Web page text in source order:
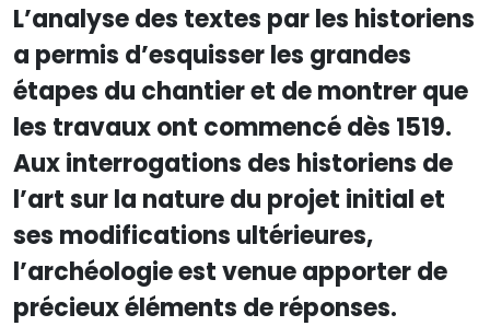
L’analyse des textes par les historiens
a permis d’esquisser les grandes
étapes du chantier et de montrer que
les travaux ont commencé dès 1519.
Aux interrogations des historiens de
l’art sur la nature du projet initial et
ses modifications ultérieures,
l’archéologie est venue apporter de
précieux éléments de réponses.